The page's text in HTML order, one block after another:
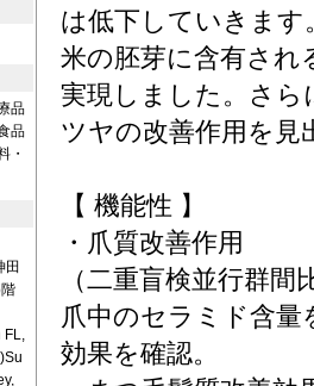
は低下していきま
米の胚芽に含有され
実現しました。さら
ツヤの改善作用を見
【 機能性 】
・爪質改善作用
（二重盲検並行群間
爪中のセラミド含量
効果を確認。
品
品
・
田
FL,